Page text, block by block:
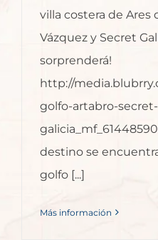
villa costera de Ares
Vázquez y Secret
sorprenderá!
http://
golfo-artabro-secret-
destino se
golfo [...]
Más información